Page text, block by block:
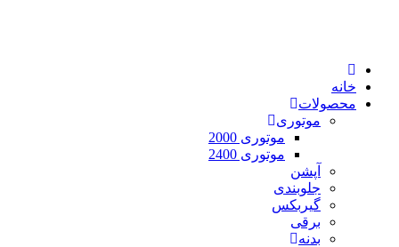
خانه
محصولات
موتوری
موتوری 2000
موتوری 2400
آپشن
جلوبندی
گیربکس
برقی
بدنه